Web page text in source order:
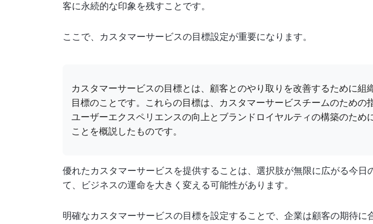
客に永続的な印象を残すことです。
ここで、カスタマーサービスの目標設定が重要になります。
カスタマーサービスの目標とは、顧客とのやり取りを改善するために組
目標のことです。これらの目標は、カスタマーサービスチームのための
ユーザーエクスペリエンスの向上とブランドロイヤルティの構築のため
ことを概説したものです。
優れたカスタマーサービスを提供することは、選択肢が無限に広がる今日
て、ビジネスの運命を大きく変える可能性があります。
明確なカスタマーサービスの目標を設定することで、企業は顧客の期待に